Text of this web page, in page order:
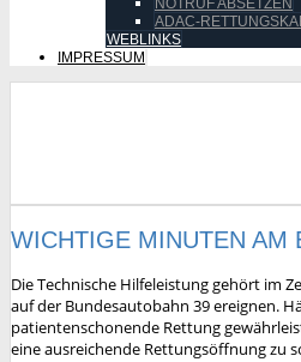
NOTRUF ABSETZEN
ADAC-
WEBLINKS
IMPRESSUM
WICHTIGE MINUTEN AM
Die Technische Hilfeleistung gehört im
auf der Bundesautobahn 39 ereignen.
patientenschonende Rettung
eine ausreichende Rettungsöffnung zu